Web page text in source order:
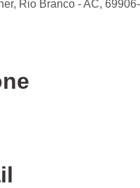
Rio Branco - AC, 69906-